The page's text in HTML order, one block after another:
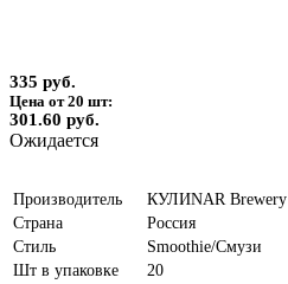
335 руб.
Цена от 20 шт:
301.60 руб.
Ожидается
Производитель
КУЛИNAR Brewery
Страна
Россия
Стиль
Smoothie/Смузи
Шт в упаковке
20